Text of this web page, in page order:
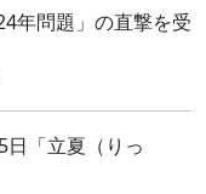
年問題」の直撃を受
「立夏（りっ